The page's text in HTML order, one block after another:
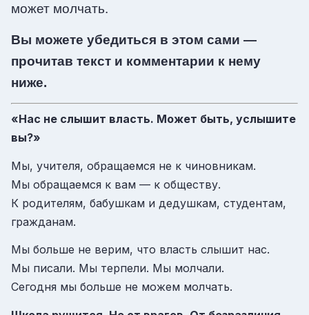
может молчать.
Вы можете убедиться в этом сами —
прочитав текст и комментарии к нему
ниже.
«Нас не слышит власть. Может быть, услышите
вы?»
Мы, учителя, обращаемся не к чиновникам.
Мы обращаемся к вам — к обществу.
К родителям, бабушкам и дедушкам, студентам,
гражданам.
Мы больше не верим, что власть слышит нас.
Мы писали. Мы терпели. Мы молчали.
Сегодня мы больше не можем молчать.